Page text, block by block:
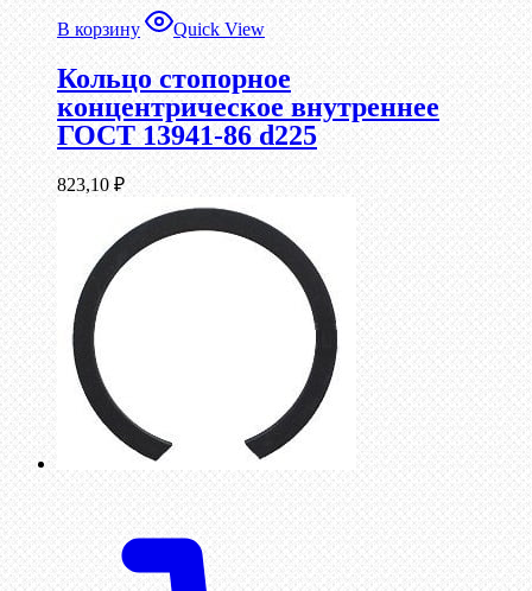
В корзину Quick View
Кольцо стопорное
концентрическое внутреннее
ГОСТ 13941-86 d225
823,10 ₽